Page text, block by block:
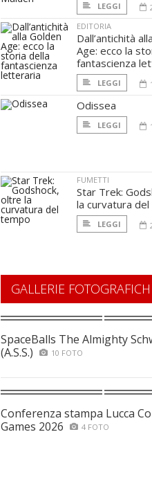
LEGGI
EDITORIA
Dall’antichità
Age: ecco la
fantascienza
LEGGI
Odissea
LEGGI
FUMETTI
Star Trek:
la curvatura
LEGGI
GALLERIE
SpaceBalls The Almighty
(A.S.S.)
10 FOTO
Conferenza stampa Lucca
Games 2026
4 FOTO